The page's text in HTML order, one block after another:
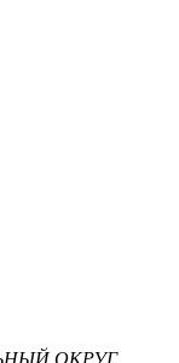
ОКРУГ